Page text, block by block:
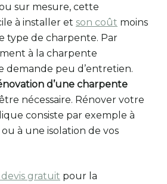
sur mesure, cette
à installer et son coût moins
type de charpente. Par
à la charpente
demande peu d’entretien.
d’une charpente
nécessaire. Rénover votre
consiste par exemple à
à une isolation de vos
gratuit pour la